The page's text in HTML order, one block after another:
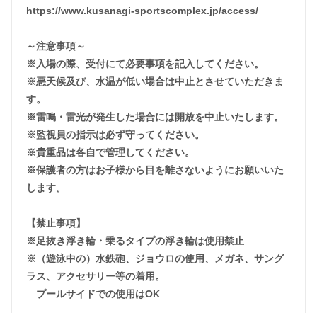
https://www.kusanagi-sportscomplex.jp/access/
～注意事項～
※入場の際、受付にて必要事項を記入してください。
※悪天候及び、水温が低い場合は中止とさせていただきま
す。
※雷鳴・雷光が発生した場合には開放を中止いたします。
※監視員の指示は必ず守ってください。
※貴重品は各自で管理してください。
※保護者の方はお子様から目を離さないようにお願いいた
します。
【禁止事項】
※足抜き浮き輪・乗るタイプの浮き輪は使用禁止
※（遊泳中の）水鉄砲、ジョウロの使用、メガネ、サング
ラス、アクセサリー等の着用。
プールサイドでの使用はOK